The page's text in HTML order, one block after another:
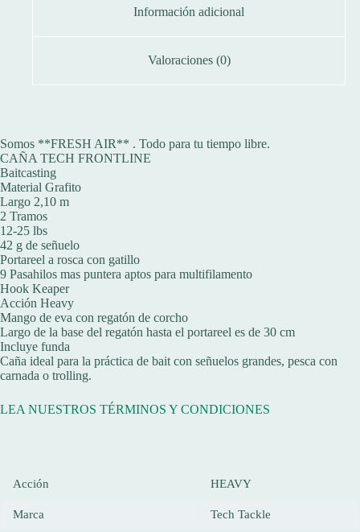
Información adicional
Valoraciones (0)
Somos **FRESH AIR** . Todo para tu tiempo libre.
CAÑA TECH FRONTLINE
Baitcasting
Material Grafito
Largo 2,10 m
2 Tramos
12-25 lbs
42 g de señuelo
Portareel a rosca con gatillo
9 Pasahilos mas puntera aptos para multifilamento
Hook Keaper
Acción Heavy
Mango de eva con regatón de corcho
Largo de la base del regatón hasta el portareel es de 30 cm
Incluye funda
Caña ideal para la práctica de bait con señuelos grandes, pesca con
carnada o trolling.
LEA NUESTROS TÉRMINOS Y CONDICIONES
Acción HEAVY
Marca Tech Tackle